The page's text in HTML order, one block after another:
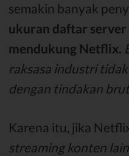
semakin banyak
ukuran daftar server
mendukung Netflix.
raksasa industri
dengan tindakan
Karena itu, jika
streaming konten